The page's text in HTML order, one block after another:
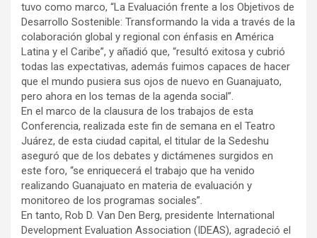
tuvo como marco, “La Evaluación frente a los Objetivos de
Desarrollo Sostenible: Transformando la vida a través de la
colaboración global y regional con énfasis en América
Latina y el Caribe”, y añadió que, “resultó exitosa y cubrió
todas las expectativas, además fuimos capaces de hacer
que el mundo pusiera sus ojos de nuevo en Guanajuato,
pero ahora en los temas de la agenda social”.
En el marco de la clausura de los trabajos de esta
Conferencia, realizada este fin de semana en el Teatro
Juárez, de esta ciudad capital, el titular de la Sedeshu
aseguró que de los debates y dictámenes surgidos en
este foro, “se enriquecerá el trabajo que ha venido
realizando Guanajuato en materia de evaluación y
monitoreo de los programas sociales”.
En tanto, Rob D. Van Den Berg, presidente International
Development Evaluation Association (IDEAS), agradeció el